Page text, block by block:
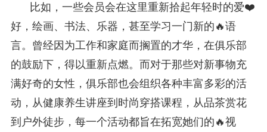
比如，一些会员会在这里重新拾起年轻时的爱❤️
好，绘画、书法、乐器，甚至学习一门新的🔥语
言。曾经因为工作和家庭而搁置的才华，在俱乐部
的鼓励下，得以重新点燃。而对于那些对新事物充
满好奇的女性，俱乐部也会组织各种丰富多彩的活
动，从健康养生讲座到时尚穿搭课程，从品茶赏花
到户外徒步，每一个活动都旨在拓宽她们的🔥视